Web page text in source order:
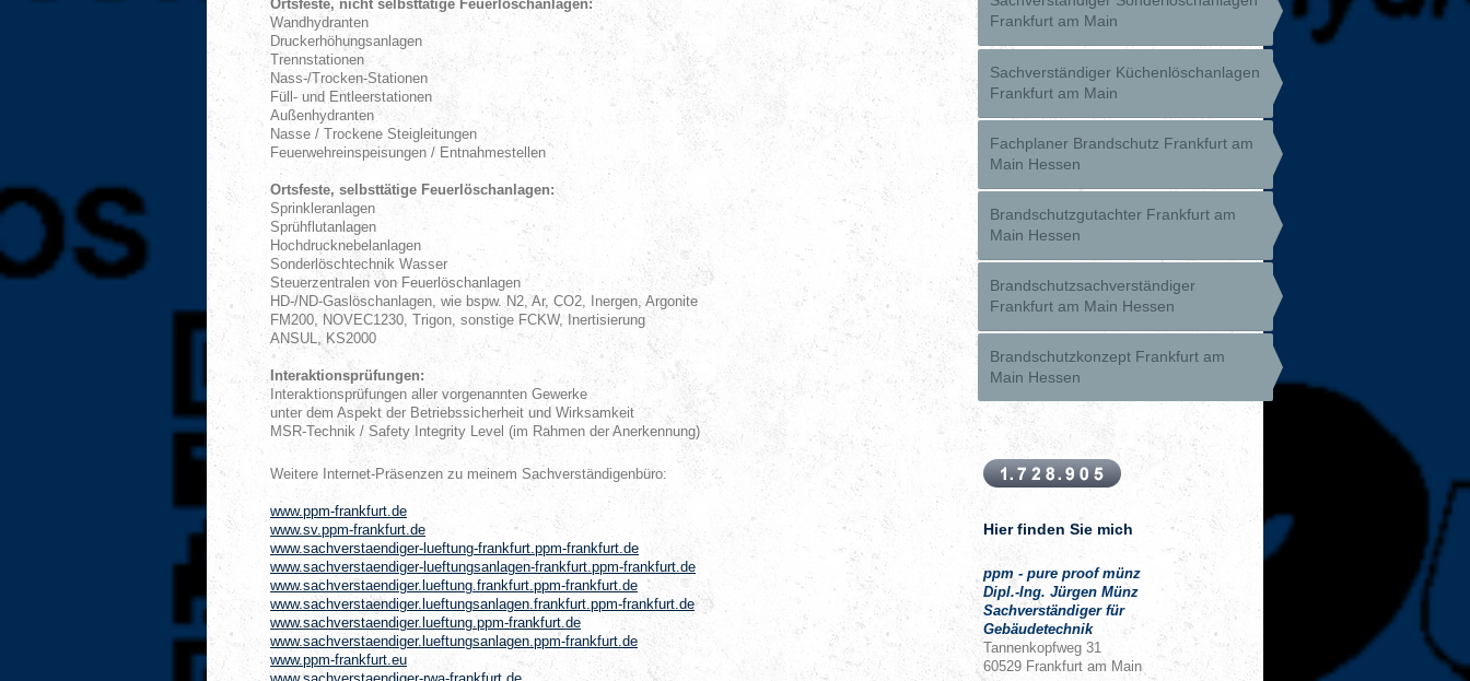
Ortsfeste, nicht selbsttätige Feuerlöschanlagen:
Wandhydranten
Druckerhöhungsanlagen
Trennstationen
Nass-/Trocken-Stationen
Füll- und Entleerstationen
Außenhydranten
Nasse / Trockene Steigleitungen
Feuerwehreinspeisungen / Entnahmestellen
Ortsfeste, selbsttätige Feuerlöschanlagen:
Sprinkleranlagen
Sprühflutanlagen
Hochdrucknebelanlagen
Sonderlöschtechnik Wasser
Steuerzentralen von Feuerlöschanlagen
HD-/ND-Gaslöschanlagen, wie bspw. N2, Ar, CO2, Inergen, Argonite
FM200, NOVEC1230, Trigon, sonstige FCKW, Inertisierung
ANSUL, KS2000
Interaktionsprüfungen:
Interaktionsprüfungen aller vorgenannten Gewerke
unter dem Aspekt der Betriebssicherheit und Wirksamkeit
MSR-Technik / Safety Integrity Level (im Rahmen der Anerkennung)
Weitere Internet-Präsenzen zu meinem Sachverständigenbüro:
www.ppm-frankfurt.de
www.sv.ppm-frankfurt.de
www.sachverstaendiger-lueftung-frankfurt.ppm-frankfurt.de
www.sachverstaendiger-lueftungsanlagen-frankfurt.ppm-frankfurt.de
www.sachverstaendiger.lueftung.frankfurt.ppm-frankfurt.de
www.sachverstaendiger.lueftungsanlagen.frankfurt.ppm-frankfurt.de
www.sachverstaendiger.lueftung.ppm-frankfurt.de
www.sachverstaendiger.lueftungsanlagen.ppm-frankfurt.de
www.ppm-frankfurt.eu
Frankfurt am Main
Sachverständiger Küchenlöschanlagen
Frankfurt am Main
Fachplaner Brandschutz Frankfurt am
Main Hessen
Brandschutzgutachter Frankfurt am
Main Hessen
Brandschutzsachverständiger
Frankfurt am Main Hessen
Brandschutzkonzept Frankfurt am
Main Hessen
Hier finden Sie mich
ppm - pure proof münz
Dipl.-Ing. Jürgen Münz
Sachverständiger für
Gebäudetechnik
Tannenkopfweg 31
60529 Frankfurt am Main